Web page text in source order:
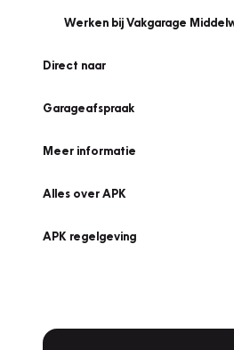
Werken bij Vakgarage
Direct naar
Garageafspraak
Meer informatie
Alles over APK
APK regelgeving